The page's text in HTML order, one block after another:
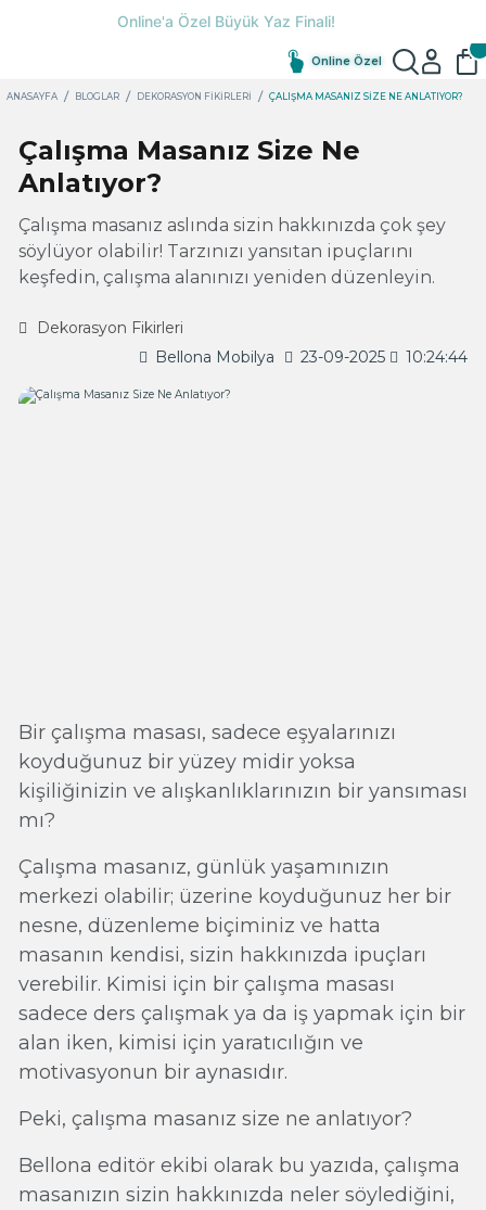
Online Özel
ANASAYFA BLOGLAR DEKORASYON FIKIRLERI ÇALIŞMA MASANIZ SIZE NE ANLATIYOR?
Çalışma Masanız Size Ne
Anlatıyor?
Çalışma masanız aslında sizin hakkınızda çok şey
söylüyor olabilir! Tarzınızı yansıtan ipuçlarını
keşfedin, çalışma alanınızı yeniden düzenleyin.
Dekorasyon Fikirleri
Bellona Mobilya
23-09-2025 10:24:44
Bir çalışma masası, sadece eşyalarınızı
koyduğunuz bir yüzey midir yoksa
kişiliğinizin ve alışkanlıklarınızın bir yansıması
mı?
Çalışma masanız, günlük yaşamınızın
merkezi olabilir; üzerine koyduğunuz her bir
nesne, düzenleme biçiminiz ve hatta
masanın kendisi, sizin hakkınızda ipuçları
verebilir. Kimisi için bir çalışma masası
sadece ders çalışmak ya da iş yapmak için bir
alan iken, kimisi için yaratıcılığın ve
motivasyonun bir aynasıdır.
Peki, çalışma masanız size ne anlatıyor?
Bellona editör ekibi olarak bu yazıda, çalışma
masanızın sizin hakkınızda neler söylediğini,